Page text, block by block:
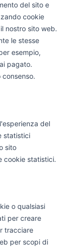
del sito e
cookie
nostro sito web.
le stesse
esempio,
pagato.
del
statistici
sito
cookie statistici.
o qualsiasi
per creare
tracciare
per scopi di